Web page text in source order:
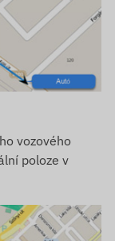
vozového
poloze v